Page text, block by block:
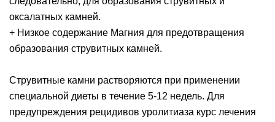
оксалатных камней.
+ Низкое содержание Магния для предотвращения
образования струвитных камней.
Струвитные камни растворяются при применении
специальной диеты в течение 5-12 недель. Для
предупреждения рецидивов уролитиаза курс лечения